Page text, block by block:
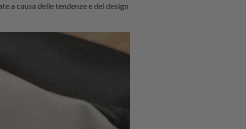
a causa delle tendenze e dei design